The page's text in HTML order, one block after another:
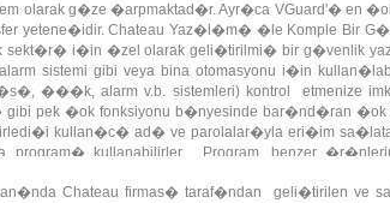
olarak g�ze �arpmaktad�r. Ayr�ca VGuard'� en
yetene�idir. Chateau Yaz�l�m� �le Komple Bir
sekt�r� i�in �zel olarak geli�tirilmi� bir g�venlik
sistemi gibi veya bina otomasyonu i�in
���k, alarm v.b. sistemleri) kontrol etmenize
gibi pek �ok fonksiyonu b�nyesinde bar�nd�ran
kullan�c� ad� ve parolalar�yla eri�im
kullanabilirler. Program, benzer
olu�turulmas�na imkan tan�r.
Chateau firmas� taraf�ndan geli�tirilen ve